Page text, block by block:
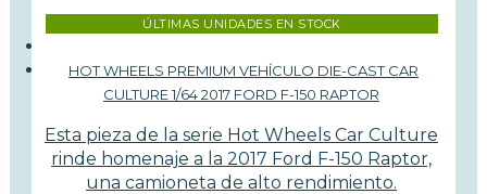
ÚLTIMAS UNIDADES EN STOCK
HOT WHEELS PREMIUM VEHÍCULO DIE-CAST CAR
CULTURE 1/64 2017 FORD F-150 RAPTOR
Esta pieza de la serie Hot Wheels Car Culture
rinde homenaje a la 2017 Ford F-150 Raptor,
una camioneta de alto rendimiento.